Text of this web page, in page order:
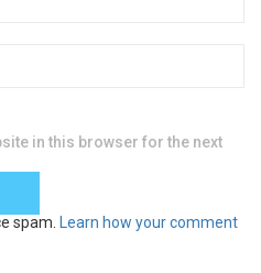
in this browser for the next
spam.
Learn how your comment